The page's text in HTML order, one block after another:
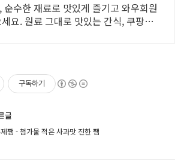
순수한 재료로 맛있게 즐기고 와우회원
요. 원료 그대로 맛있는 간식, 쿠팡에서
구독하기
글
쨈 - 첨가물 적은 사과맛 진한 쨈